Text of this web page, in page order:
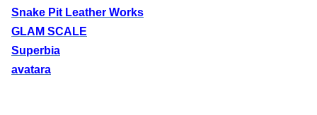
Snake Pit Leather Works
GLAM SCALE
Superbia
avatara